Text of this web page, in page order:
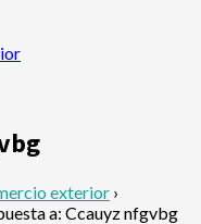
exterior ›
a: Ccauyz nfgvbg